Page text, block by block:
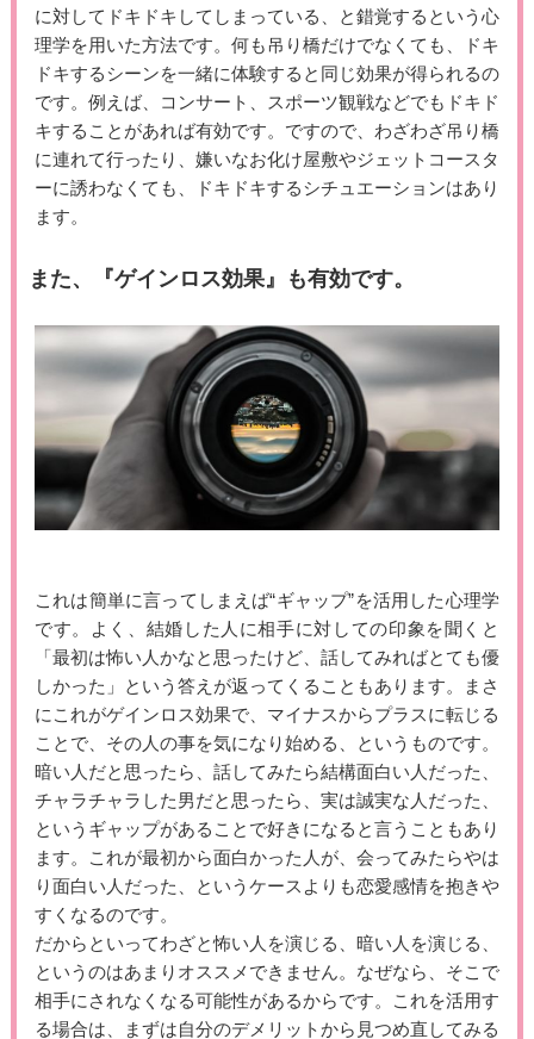
に対してドキドキしてしまっている、と錯覚するという心
理学を用いた方法です。何も吊り橋だけでなくても、ドキ
ドキするシーンを一緒に体験すると同じ効果が得られるの
です。例えば、コンサート、スポーツ観戦などでもドキド
キすることがあれば有効です。ですので、わざわざ吊り橋
に連れて行ったり、嫌いなお化け屋敷やジェットコースタ
ーに誘わなくても、ドキドキするシチュエーションはあり
ます。
また、『ゲインロス効果』も有効です。
これは簡単に言ってしまえば“ギャップ”を活用した心理学
です。よく、結婚した人に相手に対しての印象を聞くと
「最初は怖い人かなと思ったけど、話してみればとても優
しかった」という答えが返ってくることもあります。まさ
にこれがゲインロス効果で、マイナスからプラスに転じる
ことで、その人の事を気になり始める、というものです。
暗い人だと思ったら、話してみたら結構面白い人だった、
チャラチャラした男だと思ったら、実は誠実な人だった、
というギャップがあることで好きになると言うこともあり
ます。これが最初から面白かった人が、会ってみたらやは
り面白い人だった、というケースよりも恋愛感情を抱きや
すくなるのです。
だからといってわざと怖い人を演じる、暗い人を演じる、
というのはあまりオススメできません。なぜなら、そこで
相手にされなくなる可能性があるからです。これを活用す
る場合は、まずは自分のデメリットから見つめ直してみる